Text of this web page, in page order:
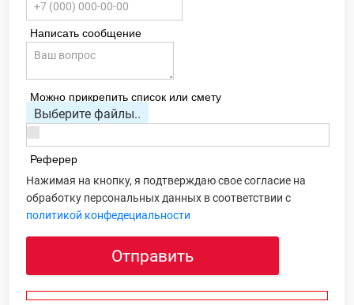
Написать сообщение
Можно прикрепить список или смету
Выберите файлы..
Реферер
Нажимая на кнопку, я подтверждаю свое согласие на
обработку персональных данных в соответствии с
политикой конфедециальности
Отправить